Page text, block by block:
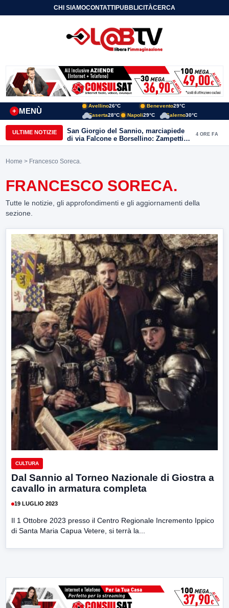
CHI SIAMOCONTATTIPUBBLICITÀCERCA
MENÙ
+
Avellino26°C Benevento29°C
Caserta28°C Napoli29°C Salerno30°C
ULTIME NOTIZIE
San Giorgio del Sannio, marciapiede
di via Falcone e Borsellino: Zampetti e
Lombardi replicano alle polemiche
4 ORE FA
Home > Francesco Soreca.
FRANCESCO SORECA.
Tutte le notizie, gli approfondimenti e gli aggiornamenti della
sezione.
CULTURA
Dal Sannio al Torneo Nazionale di Giostra a
cavallo in armatura completa
19 LUGLIO 2023
Il 1 Ottobre 2023 presso il Centro Regionale Incremento Ippico
di Santa Maria Capua Vetere, si terrà la...